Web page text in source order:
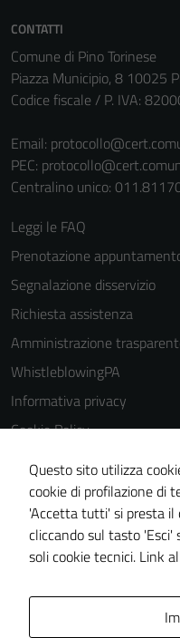
CONTATTI
Comune di Pino Torinese
Piazza Municipio, 8 10025
Codice fiscale / P. IVA:
Email:
PEC:
Centralino unico:
Leggi le FAQ
Prenotazione
Segnalazione disservizio
Richiesta assistenza
Amministrazione
WhistleblowingPA
Informativa privacy
Cookie Policy
Dichiarazione di accessibilità
Piano di miglioramento del
Certificazione sistema
Questo sito utilizza
cookie di profilazione di
'Accetta tutti' si presta il
cliccando sul tasto
soli cookie tecnici. Link